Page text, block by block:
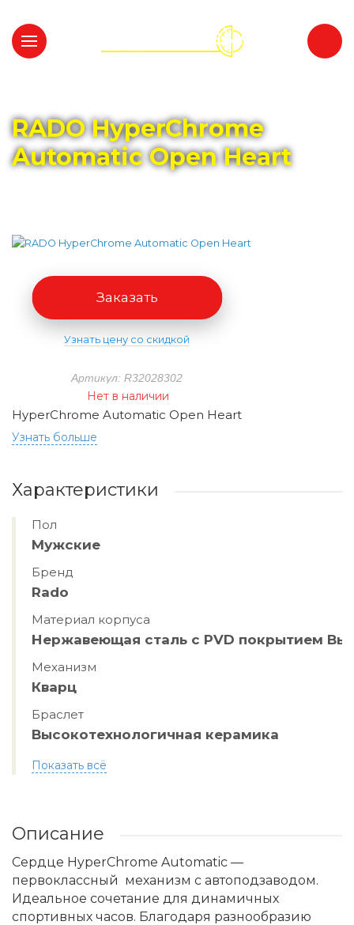
RADO HyperChrome
Automatic Open Heart
Артикул: R32028302
Нет в наличии
HyperChrome Automatic Open Heart
Узнать больше
Заказать
Узнать цену со скидкой
Характеристики
Пол
Мужские
Бренд
Rado
Материал корпуса
Нержавеющая сталь с PVD покрытием
Механизм
Кварц
Браслет
Высокотехнологичная керамика
Показать всё
Описание
Сердце HyperChrome Automatic —
первоклассный механизм с автоподзаводом.
Идеальное сочетание для динамичных
спортивных часов. Благодаря разнообразию